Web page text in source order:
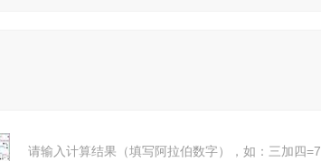
请输入计算结果（填写阿拉伯数字），如：三加四=7